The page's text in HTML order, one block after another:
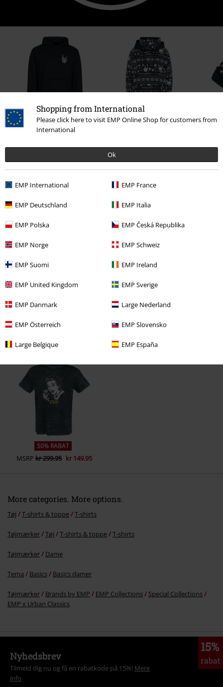
Shopping from International
Please click here to visit EMP Online Shop for customers from
International
Ok
EMP International EMP France
EMP Deutschland EMP Italia
EMP Polska EMP Česká Republika
EMP Norge EMP Schweiz
EMP Suomi EMP Ireland
EMP United Kingdom EMP Sverige
EMP Danmark Large Nederland
EMP Österreich EMP Slovensko
Large Belgique EMP España
%
kr 199.95
35% RABAT
Fortæl os din mening om denne vare "EMP Special
Senest besøgt
50% RABAT
MSRP kr 299.95 kr 149.95
More categories. More options.
Tøj T-shirts & toppe T-shirts
Tøjmærker Tøj T-shirts & toppe T-shirts
Tøjmærker Dame
Tema Basics Basics damer
Tøjmærker Brands by EMP EMP Collections
Special Collections
EMP x Urban Classics
15%
rabat
Nyhedsbrev
Tilmeld dig nu og få en rabatkode på 15%! Mere
info